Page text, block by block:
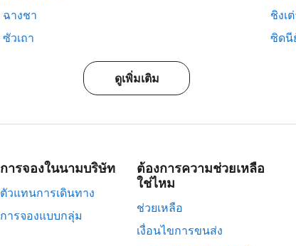
ฉางชา
ชิงเ
ซัวเถา ซิดนี
ดูเพิ่มเติม
การจองในนามบริษัท
ตัวแทนการเดินทาง
การจองแบบกลุ่ม
ต้องการความช่วยเหลือ
ใช่ไหม
ช่วยเหลือ
เงื่อนไขการขนส่ง